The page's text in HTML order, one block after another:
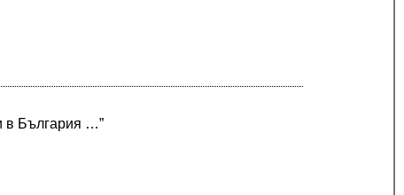
в България …”